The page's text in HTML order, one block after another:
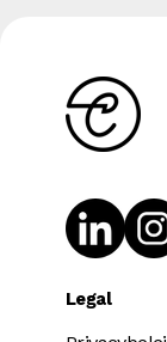
Legal